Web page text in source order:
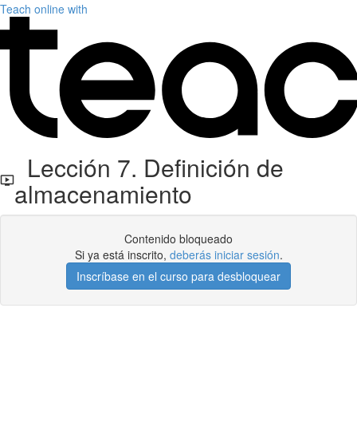
Teach online with
Lección 7. Definición de
almacenamiento
Contenido bloqueado
Si ya está inscrito, deberás iniciar sesión.
Inscríbase en el curso para desbloquear